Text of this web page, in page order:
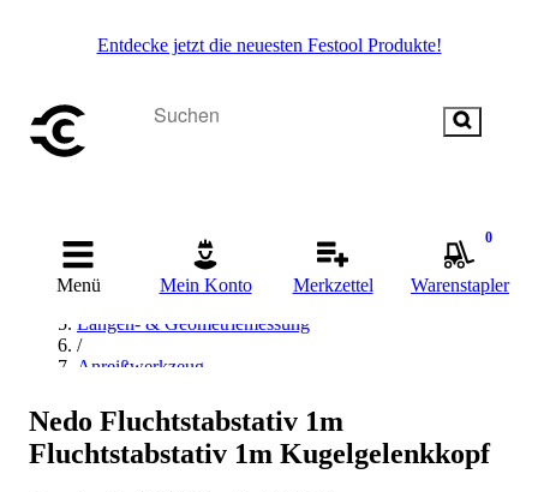
Entdecke jetzt die neuesten Festool Produkte!
Menü Mein Konto Merkzettel
0
Warenstapler
Startseite
/
Messen & Prüfen
Längen- & Geometriemessung
/
Anreißwerkzeug
Richtlatte
/
Nedo Richtlatte
Nedo Fluchtstabstativ 1m
Fluchtstabstativ 1m Kugelgelenkkopf